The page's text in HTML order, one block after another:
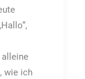
wie ich